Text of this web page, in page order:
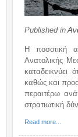
Published in
Η ποσοτική
Ανατολικής
καταδεικνύει
καθώς και
περαιτέρω
στρατιωτική
Read more...